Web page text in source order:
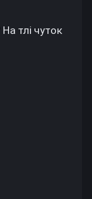
тлі чуток